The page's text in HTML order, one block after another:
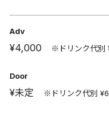
Adv
¥4,000 ※ドリンク代別
Door
¥未定 ※ドリンク代別